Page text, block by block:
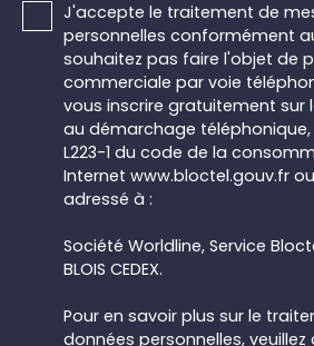
J'accepte le traitement de
personnelles conformément au
souhaitez pas faire l'objet de
commerciale par voie
vous inscrire gratuitement sur
au démarchage
L223-1 du code de la
Internet www.bloctel.gouv.fr
adressé à :
Société Worldline, Service Bloctel,
BLOIS CEDEX.
Pour en savoir plus sur le
données personnelles,